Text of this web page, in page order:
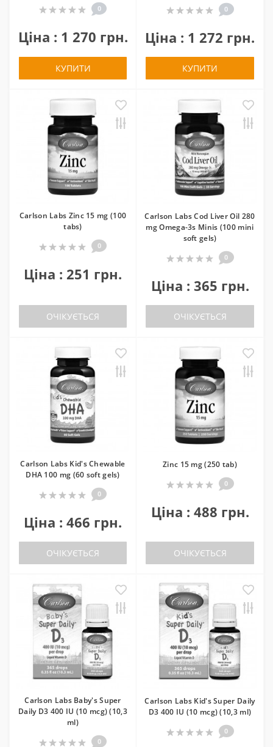
0
Ціна : 1 270 грн.
КУПИТИ
0
Ціна : 1 272 грн.
КУПИТИ
Carlson Labs Zinc 15 mg (100
tabs)
0
Ціна : 251 грн.
ОЧІКУЄТЬСЯ
Carlson Labs Cod Liver Oil 280
mg Omega-3s Minis (100 mini
soft gels)
0
Ціна : 365 грн.
ОЧІКУЄТЬСЯ
Carlson Labs Kid's Chewable
DHA 100 mg (60 soft gels)
0
Ціна : 466 грн.
ОЧІКУЄТЬСЯ
Zinc 15 mg (250 tab)
0
Ціна : 488 грн.
ОЧІКУЄТЬСЯ
Carlson Labs Baby's Super
Daily D3 400 IU (10 mcg) (10,3
ml)
0
Carlson Labs Kid's Super Daily
D3 400 IU (10 mcg) (10,3 ml)
0